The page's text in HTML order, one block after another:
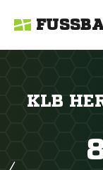
KLB